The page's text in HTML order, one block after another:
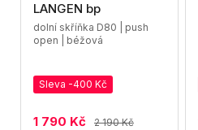
LANGEN bp
dolní skříňka D80 | push
open | béžová
Sleva -400 Kč
1 790 Kč 2 190 Kč